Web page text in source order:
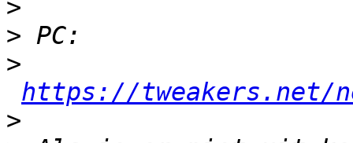
>
>
>
https://tweakers.net/
>